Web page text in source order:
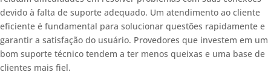
devido à falta de suporte adequado. Um atendimento ao cliente
eficiente é fundamental para solucionar questões rapidamente e
garantir a satisfação do usuário. Provedores que investem em um
bom suporte técnico tendem a ter menos queixas e uma base de
clientes mais fiel.